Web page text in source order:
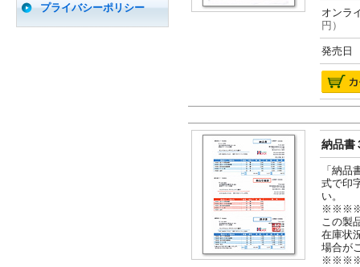
プライバシーポリシー
オン
円）
発売日
納品書
「納
式で印
い。
この製
在庫状
場合が